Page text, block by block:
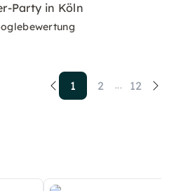
Party in Köln
1 2 ... 12